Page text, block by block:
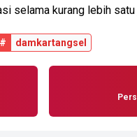
selama kurang lebih satu
# damkartangsel